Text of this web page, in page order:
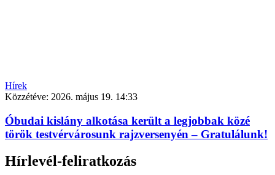
Hírek
Közzétéve: 2026. május 19. 14:33
Óbudai kislány alkotása került a legjobbak közé
török testvérvárosunk rajzversenyén – Gratulálunk!
Hírlevél-feliratkozás